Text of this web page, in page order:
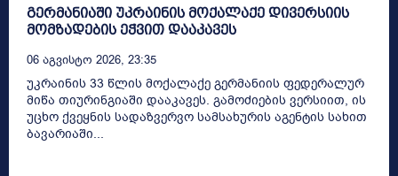
გერმანიაში უკრაინის მოქალაქე დივერსიის
მომზადების ეჭვით დააკავეს
06 Აგვისტო 2026, 23:35
უკრაინის 33 წლის მოქალაქე გერმანიის ფედერალურ
მიწა თიურინგიაში დააკავეს. გამოძიების ვერსიით, ის
უცხო ქვეყნის სადაზვერვო სამსახურის აგენტის სახით
ბავარიაში...